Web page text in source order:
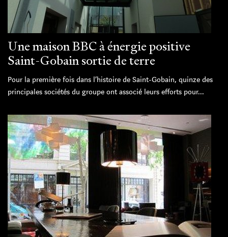
Une maison BBC à énergie positive
Saint-Gobain sortie de terre
Pour la première fois dans l’histoire de Saint-Gobain, quinze des
principales sociétés du groupe ont associé leurs efforts pour...